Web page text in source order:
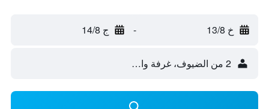
خ 13/8 - ج 14/8
2 من الضيوف، غرفة واحدة